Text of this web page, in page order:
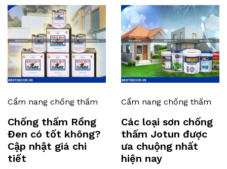
Cẩm nang chống thấm
Chống thấm Rồng
Đen có tốt không?
Cập nhật giá chi
tiết
Cẩm nang chống thấm
Các loại sơn chống
thấm Jotun được
ưa chuộng nhất
hiện nay